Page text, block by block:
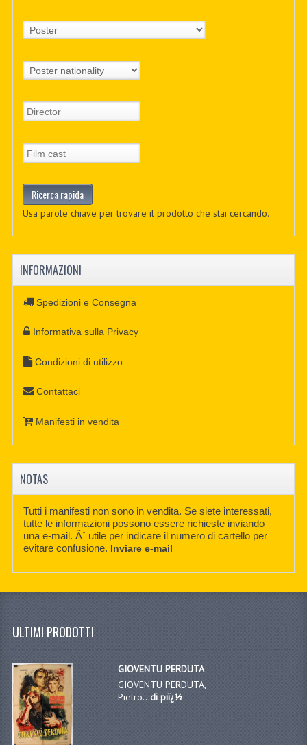
Usa parole chiave per trovare il prodotto che stai cercando.
INFORMAZIONI
Spedizioni e Consegna
Informativa sulla Privacy
Condizioni di utilizzo
Contattaci
Manifesti in vendita
NOTAS
Tutti i manifesti non sono in vendita. Se siete interessati,
tutte le informazioni possono essere richieste inviando
una e-mail. Ãˆ utile per indicare il numero di cartello per
evitare confusione. Inviare e-mail
ULTIMI PRODOTTI
GIOVENTU PERDUTA
GIOVENTU PERDUTA,
Pietro...di piï¿½